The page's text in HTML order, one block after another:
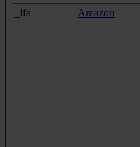
_lfa Amazon